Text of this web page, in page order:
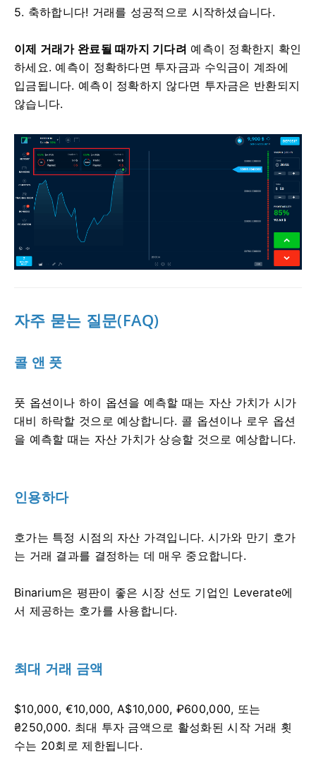
5. 축하합니다! 거래를 성공적으로 시작하셨습니다.
이제 거래가 완료될 때까지 기다려 예측이 정확한지 확인
하세요. 예측이 정확하다면 투자금과 수익금이 계좌에
입금됩니다. 예측이 정확하지 않다면 투자금은 반환되지
않습니다.
자주 묻는 질문(FAQ)
콜 앤 풋
풋 옵션이나 하이 옵션을 예측할 때는 자산 가치가 시가
대비 하락할 것으로 예상합니다. 콜 옵션이나 로우 옵션
을 예측할 때는 자산 가치가 상승할 것으로 예상합니다.
인용하다
호가는 특정 시점의 자산 가격입니다. 시가와 만기 호가
는 거래 결과를 결정하는 데 매우 중요합니다.
Binarium은 평판이 좋은 시장 선도 기업인 Leverate에
서 제공하는 호가를 사용합니다.
최대 거래 금액
$10,000, €10,000, A$10,000, ₽600,000, 또는
₴250,000. 최대 투자 금액으로 활성화된 시작 거래 횟
수는 20회로 제한됩니다.